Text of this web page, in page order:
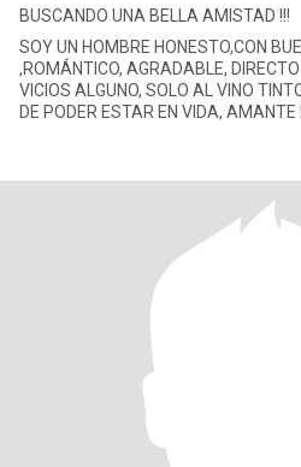
BUSCANDO UNA BELLA AMISTAD !!!
SOY UN HOMBRE HONESTO,CON BUEN SENTIDO DEL HUMOR
,ROMÁNTICO, AGRADABLE,
VICIOS ALGUNO, SOLO AL VINO
DE PODER ESTAR EN VIDA,